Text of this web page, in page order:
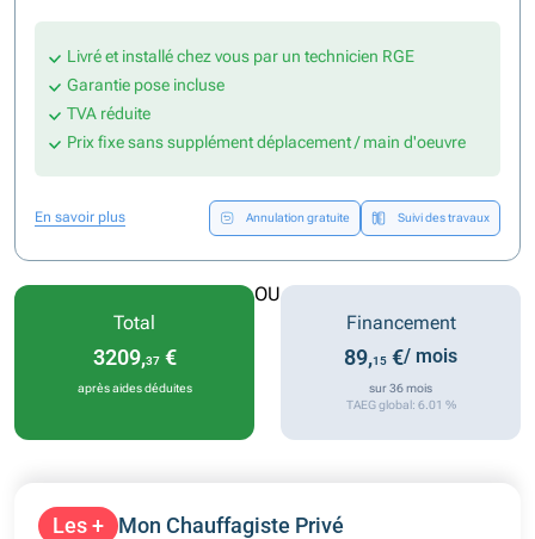
Livré et installé chez vous par un technicien RGE
Garantie pose incluse
TVA réduite
Prix fixe sans supplément déplacement / main d'oeuvre
En savoir plus Annulation gratuite Suivi des travaux
Les + Mon Chauffagiste Privé
Total
3209,37€
après aides déduites
OU
Financement
89,15 €/ mois
sur 36 mois
TAEG global: 6.01 %